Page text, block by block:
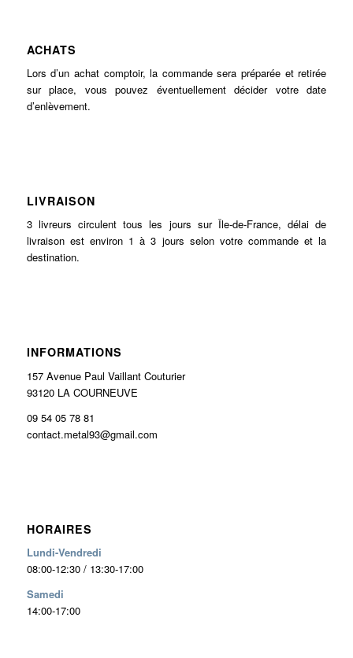
ACHATS
Lors d’un achat comptoir, la commande sera préparée et retirée
sur place, vous pouvez éventuellement décider votre date
d’enlèvement.
LIVRAISON
3 livreurs circulent tous les jours sur Île-de-France, délai de
livraison est environ 1 à 3 jours selon votre commande et la
destination.
INFORMATIONS
157 Avenue Paul Vaillant Couturier
93120 LA COURNEUVE
09 54 05 78 81
contact.metal93@gmail.com
HORAIRES
Lundi-Vendredi
08:00-12:30 / 13:30-17:00
Samedi
14:00-17:00